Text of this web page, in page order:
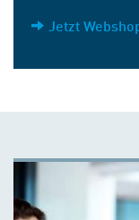
Jetzt